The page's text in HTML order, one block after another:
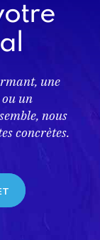
une
un
nous
concrètes.